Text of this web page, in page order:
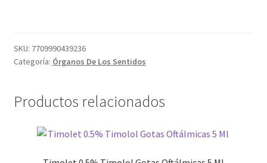
SKU: 7709990439236
Categoría: Órganos De Los Sentidos
Productos relacionados